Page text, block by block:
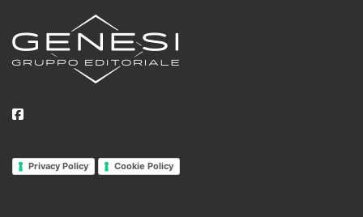
Privacy Policy Cookie Policy